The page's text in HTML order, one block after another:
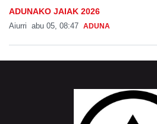
ADUNAKO JAIAK 2026
Aiurri abu 05, 08:47 ADUNA